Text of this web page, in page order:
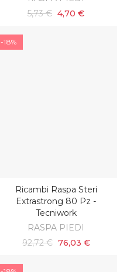
5,73 € 4,70 €
-18%
AGGIUNGI AL CARRELLO
Ricambi Raspa Steri
Extrastrong 80 Pz -
Tecniwork
RASPA PIEDI
92,72 € 76,03 €